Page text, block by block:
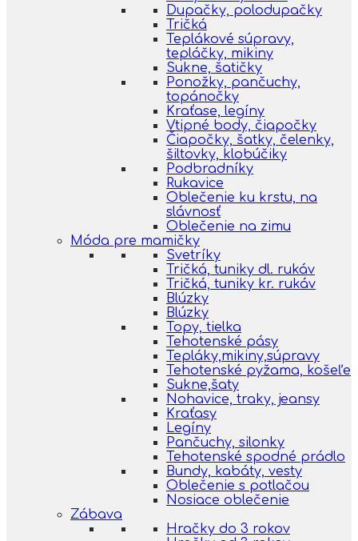
Dupačky, polodupačky
Tričká
Teplákové súpravy,
tepláčky, mikiny
Sukne, šatičky
Ponožky, pančuchy,
topánočky
Kraťase, legíny
Vtipné body, čiapočky
Čiapočky, šatky, čelenky,
šiltovky, klobúčiky
Podbradníky
Rukavice
Oblečenie ku krstu, na
slávnosť
Oblečenie na zimu
Móda pre mamičky
Svetríky
Tričká, tuniky dl. rukáv
Tričká, tuniky kr. rukáv
Blúzky
Blúzky
Topy, tielka
Tehotenské pásy
Tepláky,mikiny,súpravy
Tehotenské pyžama, košeľe
Sukne,šaty
Nohavice, traky, jeansy
Kraťasy
Legíny
Pančuchy, silonky
Tehotenské spodné prádlo
Bundy, kabáty, vesty
Oblečenie s potlačou
Nosiace oblečenie
Zábava
Hračky do 3 rokov